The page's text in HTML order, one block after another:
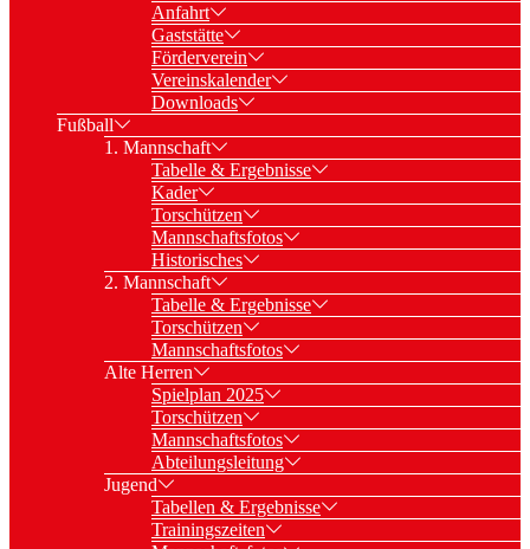
Anfahrt
Gaststätte
Förderverein
Vereinskalender
Downloads
Fußball
1. Mannschaft
Tabelle & Ergebnisse
Kader
Torschützen
Mannschaftsfotos
Historisches
2. Mannschaft
Tabelle & Ergebnisse
Torschützen
Mannschaftsfotos
Alte Herren
Spielplan 2025
Torschützen
Mannschaftsfotos
Abteilungsleitung
Jugend
Tabellen & Ergebnisse
Trainingszeiten